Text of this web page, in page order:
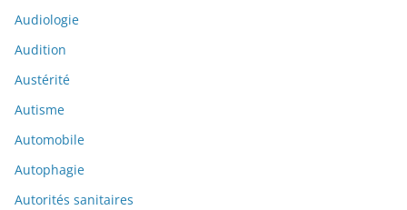
Audiologie
Audition
Austérité
Autisme
Automobile
Autophagie
Autorités sanitaires